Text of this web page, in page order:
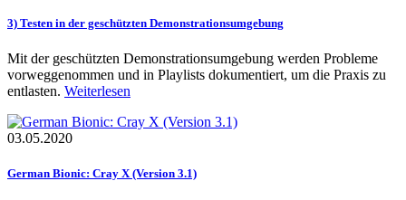
3) Testen in der geschützten Demonstrationsumgebung
Mit der geschützten Demonstrationsumgebung werden Probleme
vorweggenommen und in Playlists dokumentiert, um die Praxis zu
entlasten. Weiterlesen
03.05.2020
German Bionic: Cray X (Version 3.1)